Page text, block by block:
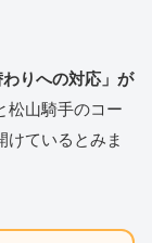
わりへの対応」が
松山騎手のコー
けているとみま